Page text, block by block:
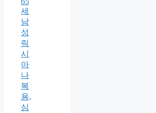
세
남
성
릭
시
아
나
복
용,
심